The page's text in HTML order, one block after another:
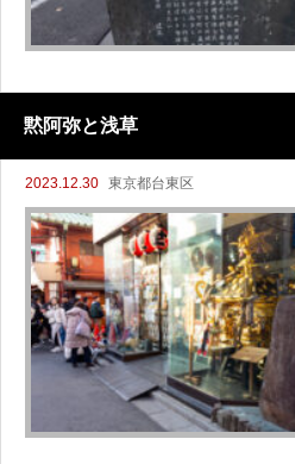
黙阿弥と浅草
2023.12.30 東京都台東区